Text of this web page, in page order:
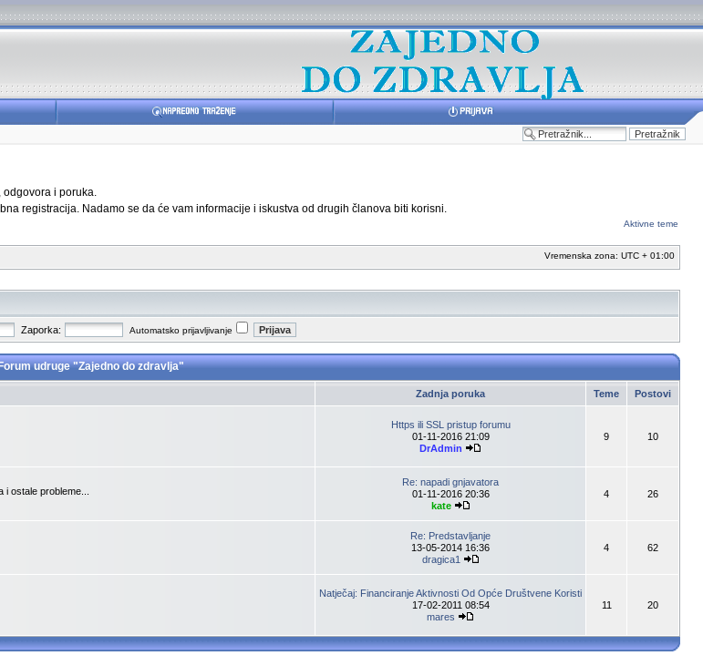
i poruka.
registracija. Nadamo se da će vam informacije i iskustva od drugih članova biti korisni.
Aktivne teme
Vremenska zona: UTC + 01:00
Zaporka: Automatsko prijavljivanje
udruge "Zajedno do zdravlja"
Zadnja poruka Teme Postovi
Https ili SSL pristup forumu
01-11-2016 21:09
DrAdmin
9 10
ostale probleme...
Re: napadi gnjavatora
01-11-2016 20:36
kate
4 26
Re: Predstavljanje
13-05-2014 16:36
dragica1
4 62
Natječaj: Financiranje Aktivnosti Od Opće Društvene Koristi
17-02-2011 08:54
mares
11 20